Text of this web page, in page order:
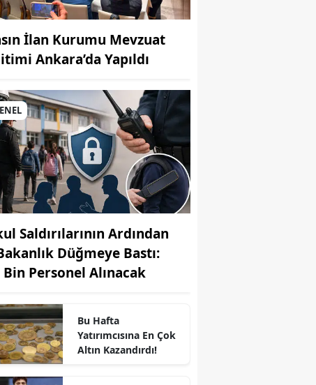
MUHABİR: Elife Karaarslan
İlan Kurumu Mevzuat
Ankara’da Yapıldı
Saldırılarının Ardından
Düğmeye Bastı:
Bin Personel Alınacak
Bu Hafta
Yatırımcısına En Çok
Altın Kazandırdı!